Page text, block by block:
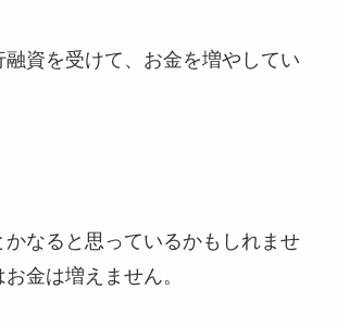
融資を受けて、お金を増やしてい
なると思っているかもしれませ
金は増えません。